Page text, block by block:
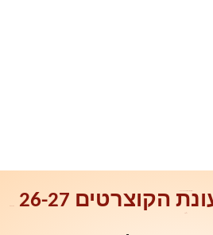
הקוצרטים 26-27